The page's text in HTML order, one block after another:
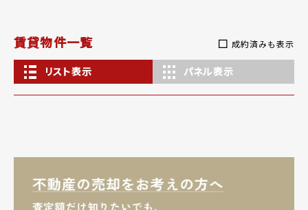
賃貸物件一覧 成約済みも表示
リスト表示 パネル表示